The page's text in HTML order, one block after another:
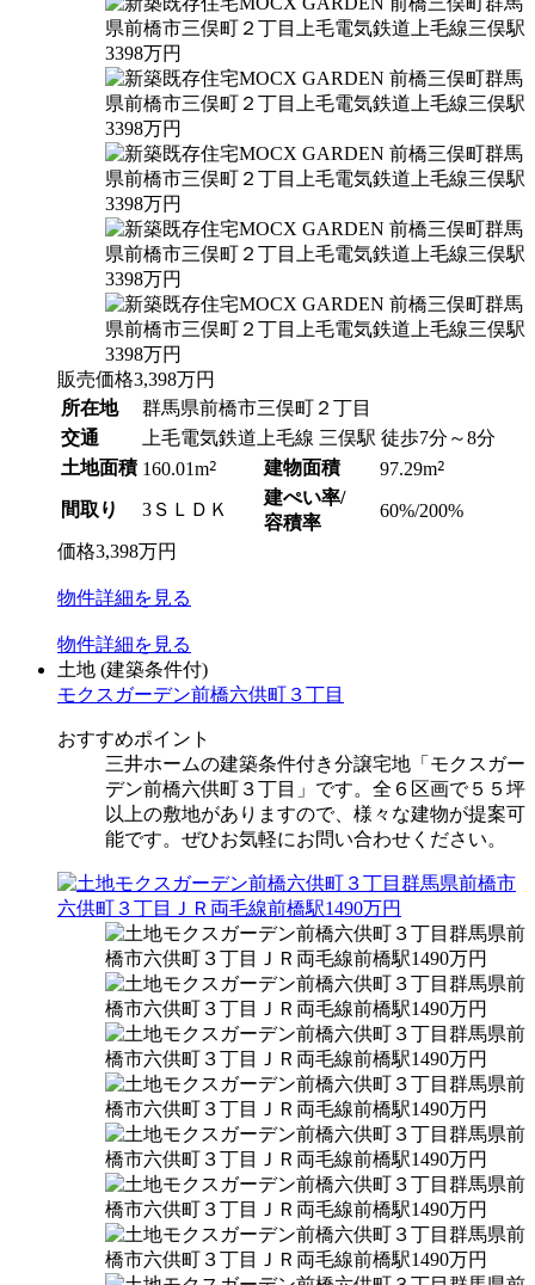
販売価格3,398万円
所在地
群馬県前橋市三俣町２丁目
交通
上毛電気鉄道上毛線 三俣駅 徒歩7分～8分
土地面積 160.01m2 建物面積 97.29m2
間取り 3ＳＬＤＫ
建ぺい率/
容積率
60%/200%
価格3,398万円
物件詳細を見る
物件詳細を見る
土地 (建築条件付)
モクスガーデン前橋六供町３丁目
おすすめポイント
三井ホームの建築条件付き分譲宅地「モクスガー
デン前橋六供町３丁目」です。全６区画で５５坪
以上の敷地がありますので、様々な建物が提案可
能です。ぜひお気軽にお問い合わせください。